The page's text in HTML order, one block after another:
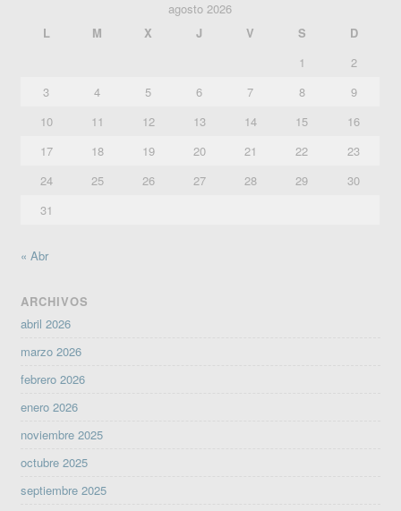
agosto 2026
L
M X J V S
D
1
2
3
4 5 6 7 8
9
10
11 12 13 14 15
16
17
18 19 20 21 22
23
24
25 26 27 28 29
30
31
« Abr
ARCHIVOS
abril 2026
marzo 2026
febrero 2026
enero 2026
noviembre 2025
octubre 2025
septiembre 2025